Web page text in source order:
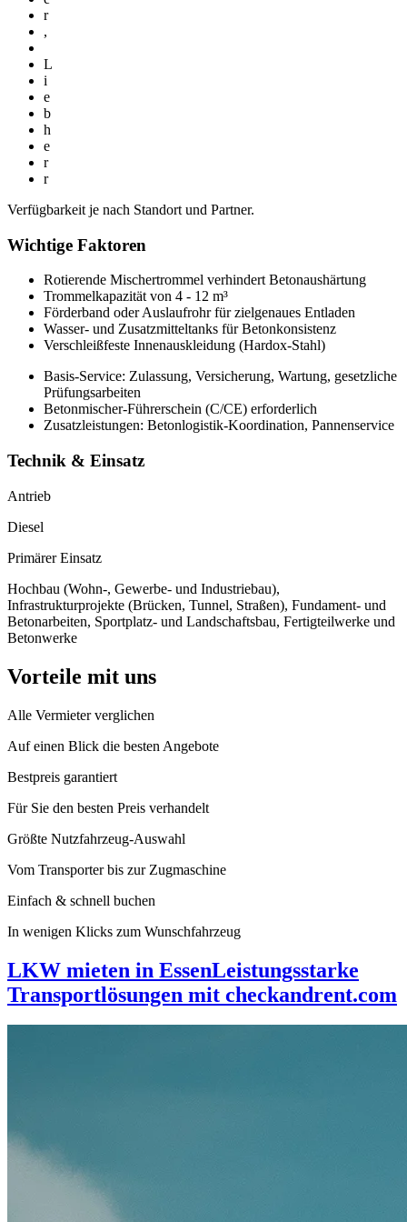
r
,
L
i
e
b
h
e
r
r
Verfügbarkeit je nach Standort und Partner.
Wichtige Faktoren
Rotierende Mischertrommel verhindert Betonaushärtung
Trommelkapazität von 4 - 12 m³
Förderband oder Auslaufrohr für zielgenaues Entladen
Wasser- und Zusatzmitteltanks für Betonkonsistenz
Verschleißfeste Innenauskleidung (Hardox-Stahl)
Basis-Service: Zulassung, Versicherung, Wartung, gesetzliche
Prüfungsarbeiten
Betonmischer-Führerschein (C/CE) erforderlich
Zusatzleistungen: Betonlogistik-Koordination, Pannenservice
Technik & Einsatz
Antrieb
Diesel
Primärer Einsatz
Hochbau (Wohn-, Gewerbe- und Industriebau),
Infrastrukturprojekte (Brücken, Tunnel, Straßen), Fundament- und
Betonarbeiten, Sportplatz- und Landschaftsbau, Fertigteilwerke und
Betonwerke
Vorteile mit uns
Alle Vermieter verglichen
Auf einen Blick die besten Angebote
Bestpreis garantiert
Für Sie den besten Preis verhandelt
Größte Nutzfahrzeug-Auswahl
Vom Transporter bis zur Zugmaschine
Einfach & schnell buchen
In wenigen Klicks zum Wunschfahrzeug
LKW mieten in EssenLeistungsstarke
Transportlösungen mit checkandrent.com